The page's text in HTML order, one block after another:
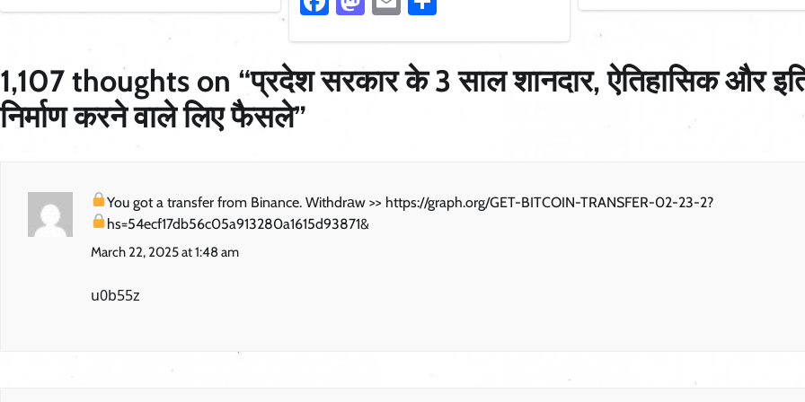
1,107 thoughts on “प्रदेश सरकार के 3 साल शानदार, ऐतिहासिक और
निर्माण करने वाले लिए फैसले”
You got a transfer from Binance. Withdrаw >> https://graph.org/GET-BITCOIN-TRANSFER-02-23-2?
hs=54ecf17db56c05a913280a1615d93871&
March 22, 2025 at 1:48 am
u0b55z